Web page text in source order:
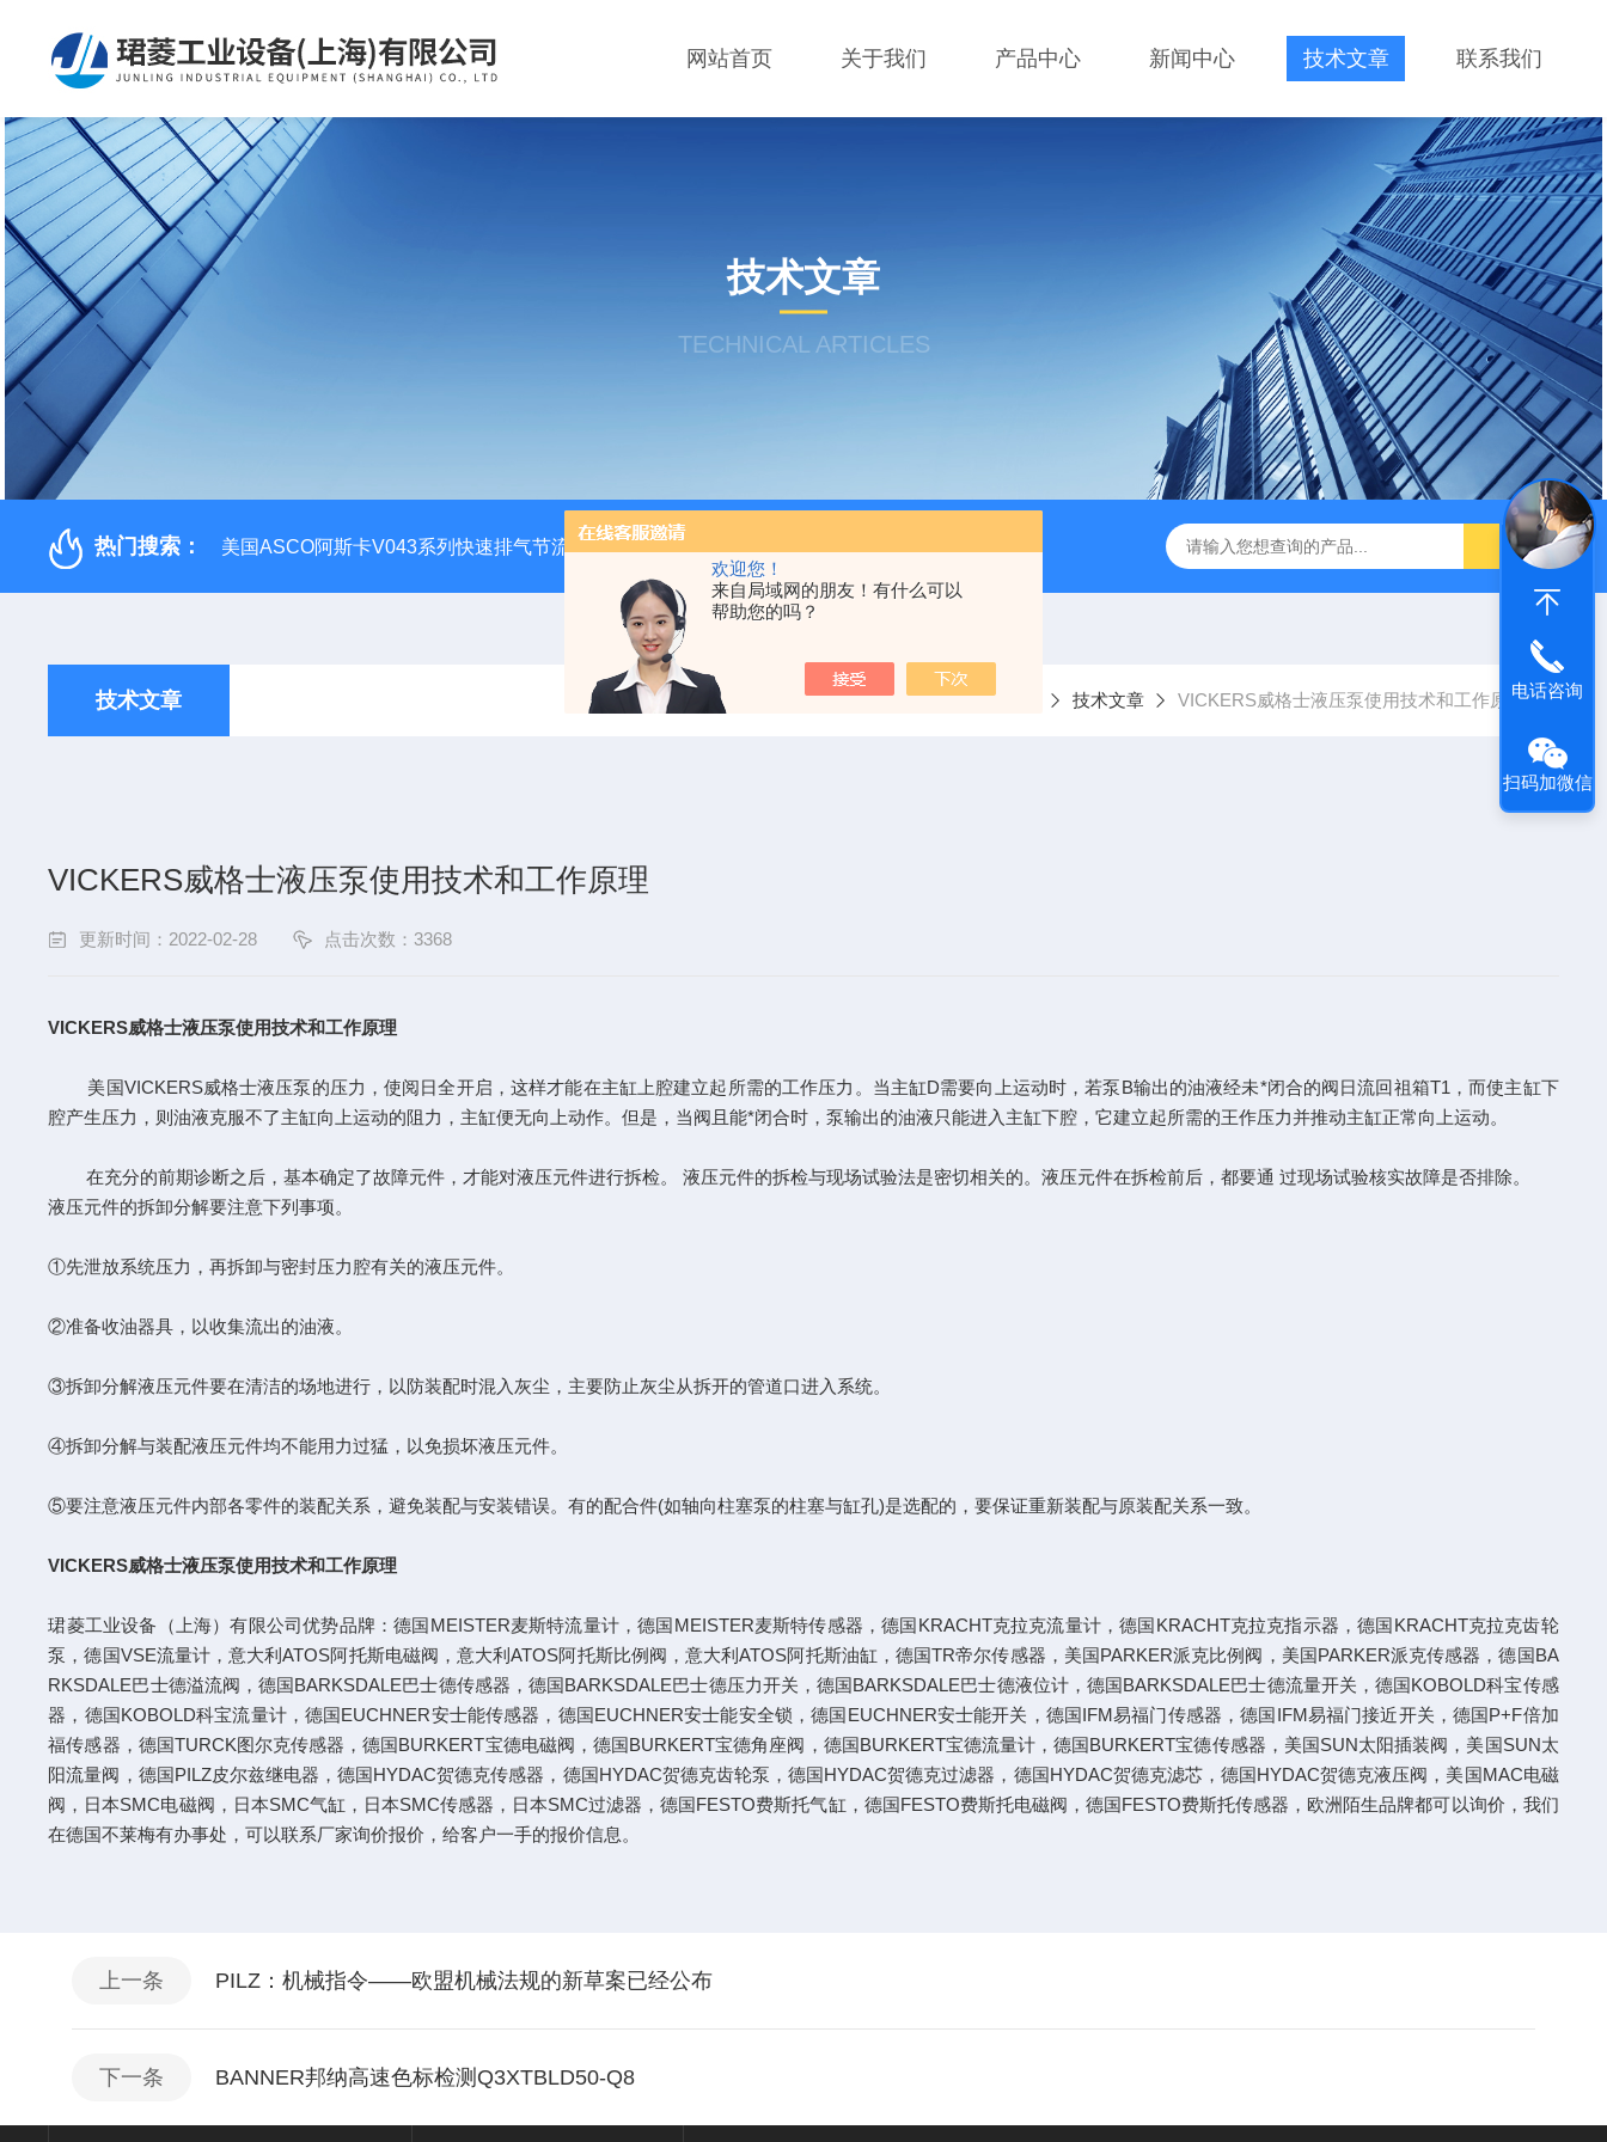
欢迎您！
来自局域网的朋友！有什么可以
帮助您的吗？
网站首页 关于我们 产品中心 新闻中心 技术文章 联系我们
技术文章
TECHNICAL ARTICLES
热门搜索： 美国ASCO阿斯卡V043系列快速排气节流阀 RVM/U-2/1 G 1/2MEISTER流量传感器 HEIDENHAIN海德汉角度编码器全系列介绍 0631-053BARKSDALE
技术文章 当前位置： 技术文章 VICKERS威格士液压泵使用技术和工作原理
VICKERS威格士液压泵使用技术和工作原理
更新时间：2022-02-28 点击次数：3368
VICKERS威格士液压泵使用技术和工作原理
美国VICKERS威格士液压泵的压力，使阅日全开启，这样才能在主缸上腔建立起所需的工作压力。当主缸D需要向上运动时，若泵B输出的油液经未*闭合的阀日流回祖箱T1，而使主缸下
腔产生压力，则油液克服不了主缸向上运动的阻力，主缸便无向上动作。但是，当阀且能*闭合时，泵输出的油液只能进入主缸下腔，它建立起所需的王作压力并推动主缸正常向上运动。
在充分的前期诊断之后，基本确定了故障元件，才能对液压元件进行拆检。 液压元件的拆检与现场试验法是密切相关的。液压元件在拆检前后，都要通 过现场试验核实故障是否排除。
液压元件的拆卸分解要注意下列事项。
①先泄放系统压力，再拆卸与密封压力腔有关的液压元件。
②准备收油器具，以收集流出的油液。
③拆卸分解液压元件要在清洁的场地进行，以防装配时混入灰尘，主要防止灰尘从拆开的管道口进入系统。
④拆卸分解与装配液压元件均不能用力过猛，以免损坏液压元件。
⑤要注意液压元件内部各零件的装配关系，避免装配与安装错误。有的配合件(如轴向柱塞泵的柱塞与缸孔)是选配的，要保证重新装配与原装配关系一致。
VICKERS威格士液压泵使用技术和工作原理
珺菱工业设备（上海）有限公司优势品牌：德国MEISTER麦斯特流量计，德国MEISTER麦斯特传感器，德国KRACHT克拉克流量计，德国KRACHT克拉克指示器，德国KRACHT克拉克齿轮
泵，德国VSE流量计，意大利ATOS阿托斯电磁阀，意大利ATOS阿托斯比例阀，意大利ATOS阿托斯油缸，德国TR帝尔传感器，美国PARKER派克比例阀，美国PARKER派克传感器，德国BA
RKSDALE巴士德溢流阀，德国BARKSDALE巴士德传感器，德国BARKSDALE巴士德压力开关，德国BARKSDALE巴士德液位计，德国BARKSDALE巴士德流量开关，德国KOBOLD科宝传感
器，德国KOBOLD科宝流量计，德国EUCHNER安士能传感器，德国EUCHNER安士能安全锁，德国EUCHNER安士能开关，德国IFM易福门传感器，德国IFM易福门接近开关，德国P+F倍加
福传感器，德国TURCK图尔克传感器，德国BURKERT宝德电磁阀，德国BURKERT宝德角座阀，德国BURKERT宝德流量计，德国BURKERT宝德传感器，美国SUN太阳插装阀，美国SUN太
阳流量阀，德国PILZ皮尔兹继电器，德国HYDAC贺德克传感器，德国HYDAC贺德克齿轮泵，德国HYDAC贺德克过滤器，德国HYDAC贺德克滤芯，德国HYDAC贺德克液压阀，美国MAC电磁
阀，日本SMC电磁阀，日本SMC气缸，日本SMC传感器，日本SMC过滤器，德国FESTO费斯托气缸，德国FESTO费斯托电磁阀，德国FESTO费斯托传感器，欧洲陌生品牌都可以询价，我们
在德国不莱梅有办事处，可以联系厂家询价报价，给客户一手的报价信息。
上一条 PILZ：机械指令——欧盟机械法规的新草案已经公布
下一条 BANNER邦纳高速色标检测Q3XTBLD50-Q8
电话咨询
扫码加微信